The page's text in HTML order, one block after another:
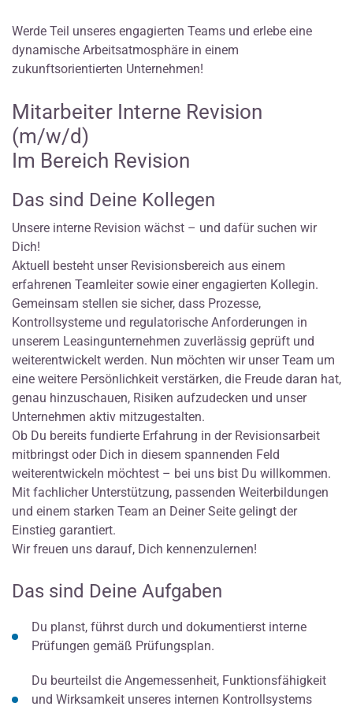
Werde Teil unseres engagierten Teams und erlebe eine
dynamische Arbeitsatmosphäre in einem
zukunftsorientierten Unternehmen!
Mitarbeiter Interne Revision
(m/w/d)
Im Bereich Revision
Das sind Deine Kollegen
Unsere interne Revision wächst – und dafür suchen wir
Dich!
Aktuell besteht unser Revisionsbereich aus einem
erfahrenen Teamleiter sowie einer engagierten Kollegin.
Gemeinsam stellen sie sicher, dass Prozesse,
Kontrollsysteme und regulatorische Anforderungen in
unserem Leasingunternehmen zuverlässig geprüft und
weiterentwickelt werden. Nun möchten wir unser Team um
eine weitere Persönlichkeit verstärken, die Freude daran hat,
genau hinzuschauen, Risiken aufzudecken und unser
Unternehmen aktiv mitzugestalten.
Ob Du bereits fundierte Erfahrung in der Revisionsarbeit
mitbringst oder Dich in diesem spannenden Feld
weiterentwickeln möchtest – bei uns bist Du willkommen.
Mit fachlicher Unterstützung, passenden Weiterbildungen
und einem starken Team an Deiner Seite gelingt der
Einstieg garantiert.
Wir freuen uns darauf, Dich kennenzulernen!
Das sind Deine Aufgaben
Du planst, führst durch und dokumentierst interne
Prüfungen gemäß Prüfungsplan.
Du beurteilst die Angemessenheit, Funktionsfähigkeit
und Wirksamkeit unseres internen Kontrollsystems